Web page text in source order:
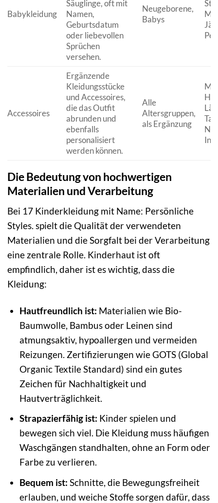
Babykleidung
Säuglinge, oft mit
Namen,
Geburtsdatum
oder liebevollen
Sprüchen
versehen.
Neugeborene,
Babys
Accessoires
Ergänzende
Kleidungsstücke
und Accessoires,
die das Outfit
abrunden und
ebenfalls
personalisiert
werden können.
Alle
Altersgruppen,
als Ergänzung
Die Bedeutung von hochwertigen
Materialien und Verarbeitung
Bei 17 Kinderkleidung mit Name: Persönliche
Styles. spielt die Qualität der verwendeten
Materialien und die Sorgfalt bei der Verarbeitung
eine zentrale Rolle. Kinderhaut ist oft
empfindlich, daher ist es wichtig, dass die
Kleidung:
Hautfreundlich ist: Materialien wie Bio-
Baumwolle, Bambus oder Leinen sind
atmungsaktiv, hypoallergen und vermeiden
Reizungen. Zertifizierungen wie GOTS (Global
Organic Textile Standard) sind ein gutes
Zeichen für Nachhaltigkeit und
Hautverträglichkeit.
Strapazierfähig ist: Kinder spielen und
bewegen sich viel. Die Kleidung muss häufigen
Waschgängen standhalten, ohne an Form oder
Farbe zu verlieren.
Bequem ist: Schnitte, die Bewegungsfreiheit
erlauben, und weiche Stoffe sorgen dafür, dass